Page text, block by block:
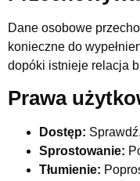
Dane osobowe
konieczne do
dopóki istnieje relacja
Prawa
Dostęp:
Sprostowanie:
Tłumienie: